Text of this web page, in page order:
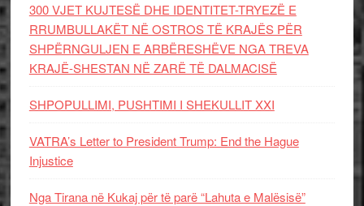
300 VJET KUJTESË DHE IDENTITET-TRYEZË E
RRUMBULLAKËT NË OSTROS TË KRAJËS PËR
SHPËRNGULJEN E ARBËRESHËVE NGA TREVA
KRAJË-SHESTAN NË ZARË TË DALMACISË
SHPOPULLIMI, PUSHTIMI I SHEKULLIT XXI
VATRA’s Letter to President Trump: End the Hague
Injustice
Nga Tirana në Kukaj për të parë “Lahuta e Malësisë”